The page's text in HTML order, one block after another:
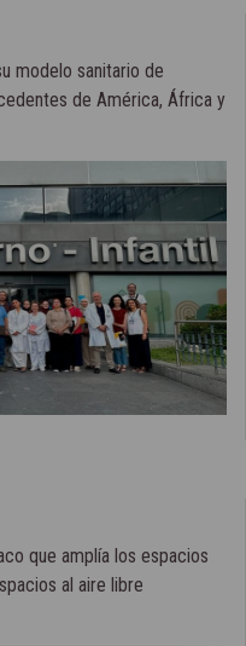
modelo sanitario de
de América, África y
que amplía los espacios
al aire libre